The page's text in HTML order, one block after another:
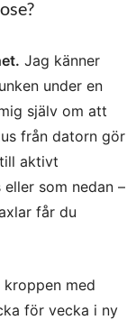
Jag känner
under en
själv om att
från datorn gör
aktivt
som nedan –
får du
med
för vecka i ny